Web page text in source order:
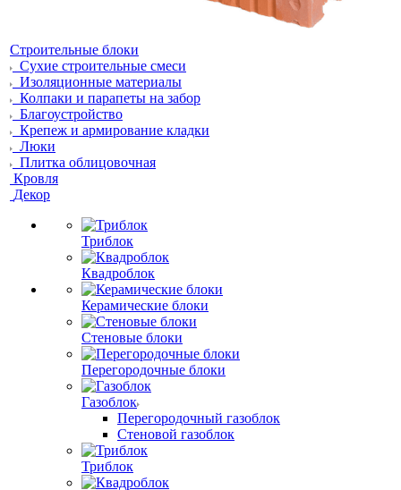
Строительные блоки
Сухие строительные смеси
Изоляционные материалы
Колпаки и парапеты на забор
Благоустройство
Крепеж и армирование кладки
Люки
Плитка облицовочная
Кровля
Декор
Триблок
Квадроблок
Керамические блоки
Стеновые блоки
Перегородочные блоки
Газоблок
Перегородочный газоблок
Стеновой газоблок
Триблок